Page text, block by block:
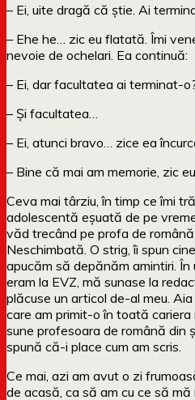
– Ei, uite dragă că știe. Ai
– Ehe he… zic eu flatată. Îmi
nevoie de ochelari. Ea continuă:
– Ei, dar facultatea ai terminat-
– Și facultatea…
– Ei, atunci bravo… zice ea
– Bine că mai am memorie, zic
Ceva mai târziu, în timp ce îmi
adolescentă eșuată de pe
văd trecând pe profa de română
Neschimbată. O strig, îi spun
apucăm să depănăm amintiri. În
eram la EVZ, mă sunase la
plăcuse un articol de-al meu.
care am primit-o în toată cariera
sune profesoara de română din
spună că-i place cum am scris.
Ce mai, azi am avut o zi
de acasă, ca să am cu ce să